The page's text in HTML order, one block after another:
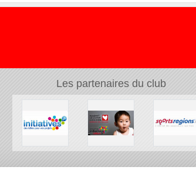
Les partenaires du club